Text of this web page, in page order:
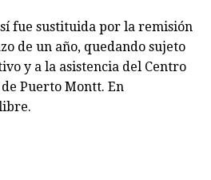
fue sustituida por la remisión
de un año, quedando sujeto
y a la asistencia del Centro
Puerto Montt. En